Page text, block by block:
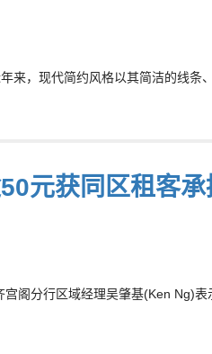
来，现代简约风格以其简洁的线条
元获同区租客
阁分行区域经理吴肇基(Ken Ng)